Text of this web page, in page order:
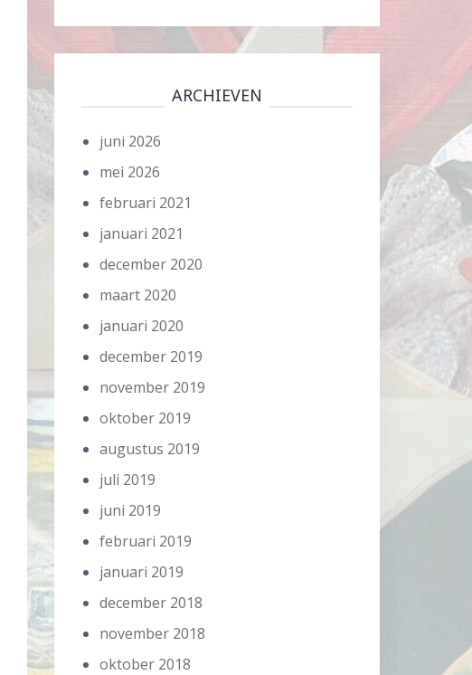
ARCHIEVEN
juni 2026
mei 2026
februari 2021
januari 2021
december 2020
maart 2020
januari 2020
december 2019
november 2019
oktober 2019
augustus 2019
juli 2019
juni 2019
februari 2019
januari 2019
december 2018
november 2018
oktober 2018